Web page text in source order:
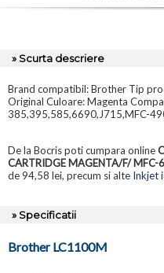
» Scurta descriere
Brand compatibil: Brother Tip
Original Culoare: Magenta
385,395,585,6690,J715,MFC-
De la Bocris poti cumpara online
CARTRIDGE MAGENTA/F/
de 94,58 lei, precum si alte Inkjet
» Specificatii
Brother LC1100M